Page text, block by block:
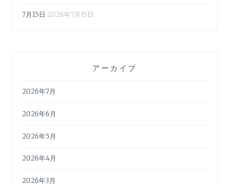
7月15日 2026年7月15日
アーカイブ
2026年7月
2026年6月
2026年5月
2026年4月
2026年3月